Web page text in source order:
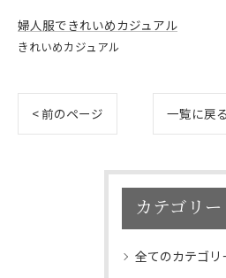
婦人服できれいめカジュアル
きれいめカジュアル
< 前のページ 一覧に戻る
カテゴリー
全てのカテゴリ